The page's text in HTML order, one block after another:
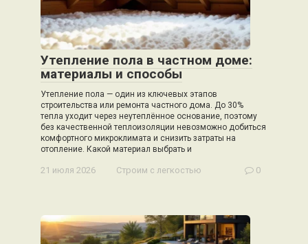
Утепление пола в частном доме:
материалы и способы
Утепление пола — один из ключевых этапов
строительства или ремонта частного дома. До 30%
тепла уходит через неутеплённое основание, поэтому
без качественной теплоизоляции невозможно добиться
комфортного микроклимата и снизить затраты на
отопление. Какой материал выбрать и
21 июля 2026 Строим с легкостью 0